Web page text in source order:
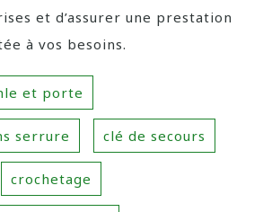
et d’assurer une prestation
à vos besoins.
et porte
serrure clé de secours
crochetage